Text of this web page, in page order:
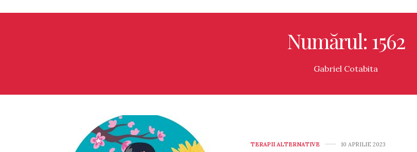
Numărul: 1562
Gabriel Cotabita
TERAPII ALTERNATIVE 10 APRILIE 2023